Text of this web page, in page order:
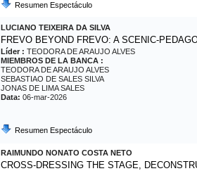
Resumen Espectáculo
LUCIANO TEIXEIRA DA SILVA
FREVO BEYOND FREVO: A SCENIC-
Líder : TEODORA DE ARAUJO ALVES
MIEMBROS DE LA BANCA :
TEODORA DE ARAUJO ALVES
SEBASTIAO DE SALES SILVA
JONAS DE LIMA SALES
Data: 06-mar-2026
Resumen Espectáculo
RAIMUNDO NONATO COSTA NETO
CROSS-DRESSING THE STAGE,